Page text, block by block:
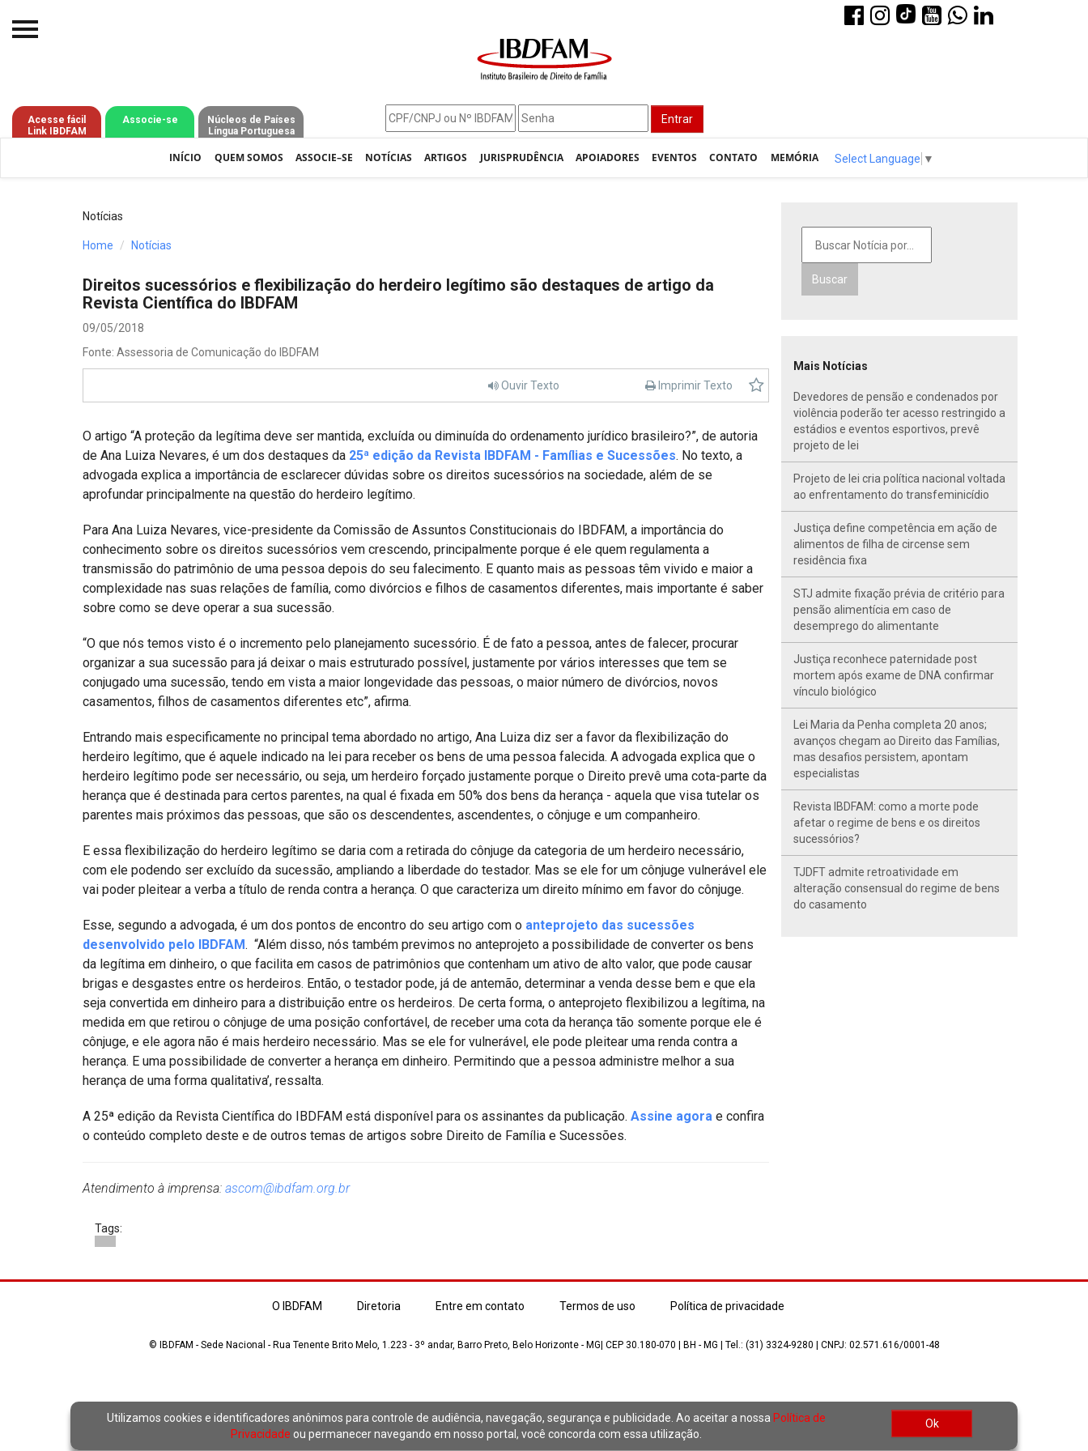
Entrar
Acesse fácil
Link IBDFAM
Associe-se
Núcleos de Países
Língua Portuguesa
INÍCIO QUEM SOMOS ASSOCIE–SE NOTÍCIAS ARTIGOS JURISPRUDÊNCIA APOIADORES EVENTOS CONTATO MEMÓRIA Select Language ▼
O IBDFAM
Notícias
Jurisprudência
Processos - IBDFAM
Projetos do IBDFAM
Eventos / Lives
Encontre um Escritório
IBDFAM Educacional
Notícias
Home Notícias
Direitos sucessórios e flexibilização do herdeiro legítimo são destaques de artigo da
Revista Científica do IBDFAM
09/05/2018
Fonte: Assessoria de Comunicação do IBDFAM
Ouvir Texto Imprimir Texto
O artigo “A proteção da legítima deve ser mantida, excluída ou diminuída do ordenamento jurídico brasileiro?”, de autoria
de Ana Luiza Nevares, é um dos destaques da 25ª edição da Revista IBDFAM - Famílias e Sucessões. No texto, a
advogada explica a importância de esclarecer dúvidas sobre os direitos sucessórios na sociedade, além de se
aprofundar principalmente na questão do herdeiro legítimo.
Para Ana Luiza Nevares, vice-presidente da Comissão de Assuntos Constitucionais do IBDFAM, a importância do
conhecimento sobre os direitos sucessórios vem crescendo, principalmente porque é ele quem regulamenta a
transmissão do patrimônio de uma pessoa depois do seu falecimento. E quanto mais as pessoas têm vivido e maior a
complexidade nas suas relações de família, como divórcios e filhos de casamentos diferentes, mais importante é saber
sobre como se deve operar a sua sucessão.
“O que nós temos visto é o incremento pelo planejamento sucessório. É de fato a pessoa, antes de falecer, procurar
organizar a sua sucessão para já deixar o mais estruturado possível, justamente por vários interesses que tem se
conjugado uma sucessão, tendo em vista a maior longevidade das pessoas, o maior número de divórcios, novos
casamentos, filhos de casamentos diferentes etc”, afirma.
Entrando mais especificamente no principal tema abordado no artigo, Ana Luiza diz ser a favor da flexibilização do
herdeiro legítimo, que é aquele indicado na lei para receber os bens de uma pessoa falecida. A advogada explica que o
herdeiro legítimo pode ser necessário, ou seja, um herdeiro forçado justamente porque o Direito prevê uma cota-parte da
herança que é destinada para certos parentes, na qual é fixada em 50% dos bens da herança - aquela que visa tutelar os
parentes mais próximos das pessoas, que são os descendentes, ascendentes, o cônjuge e um companheiro.
E essa flexibilização do herdeiro legítimo se daria com a retirada do cônjuge da categoria de um herdeiro necessário,
com ele podendo ser excluído da sucessão, ampliando a liberdade do testador. Mas se ele for um cônjuge vulnerável ele
vai poder pleitear a verba a título de renda contra a herança. O que caracteriza um direito mínimo em favor do cônjuge.
Esse, segundo a advogada, é um dos pontos de encontro do seu artigo com o anteprojeto das sucessões
desenvolvido pelo IBDFAM. “Além disso, nós também previmos no anteprojeto a possibilidade de converter os bens
da legítima em dinheiro, o que facilita em casos de patrimônios que contenham um ativo de alto valor, que pode causar
brigas e desgastes entre os herdeiros. Então, o testador pode, já de antemão, determinar a venda desse bem e que ela
seja convertida em dinheiro para a distribuição entre os herdeiros. De certa forma, o anteprojeto flexibilizou a legítima, na
medida em que retirou o cônjuge de uma posição confortável, de receber uma cota da herança tão somente porque ele é
cônjuge, e ele agora não é mais herdeiro necessário. Mas se ele for vulnerável, ele pode pleitear uma renda contra a
herança. E uma possibilidade de converter a herança em dinheiro. Permitindo que a pessoa administre melhor a sua
herança de uma forma qualitativa’, ressalta.
A 25ª edição da Revista Científica do IBDFAM está disponível para os assinantes da publicação. Assine agora e confira
o conteúdo completo deste e de outros temas de artigos sobre Direito de Família e Sucessões.
Atendimento à imprensa: ascom@ibdfam.org.br
Tags:
Buscar
Mais Notícias
Devedores de pensão e condenados por
violência poderão ter acesso restringido a
estádios e eventos esportivos, prevê
projeto de lei
Projeto de lei cria política nacional voltada
ao enfrentamento do transfeminicídio
Justiça define competência em ação de
alimentos de filha de circense sem
residência fixa
STJ admite fixação prévia de critério para
pensão alimentícia em caso de
desemprego do alimentante
Justiça reconhece paternidade post
mortem após exame de DNA confirmar
vínculo biológico
Lei Maria da Penha completa 20 anos;
avanços chegam ao Direito das Famílias,
mas desafios persistem, apontam
especialistas
Revista IBDFAM: como a morte pode
afetar o regime de bens e os direitos
sucessórios?
TJDFT admite retroatividade em
alteração consensual do regime de bens
do casamento
Utilizamos cookies e identificadores anônimos para controle de audiência, navegação, segurança e publicidade. Ao aceitar a nossa Política de
Privacidade ou permanecer navegando em nosso portal, você concorda com essa utilização.
Ok
O IBDFAM Diretoria Entre em contato Termos de uso Política de privacidade
© IBDFAM - Sede Nacional - Rua Tenente Brito Melo, 1.223 - 3º andar, Barro Preto, Belo Horizonte - MG| CEP 30.180-070 | BH - MG | Tel.: (31) 3324-9280 | CNPJ: 02.571.616/0001-48